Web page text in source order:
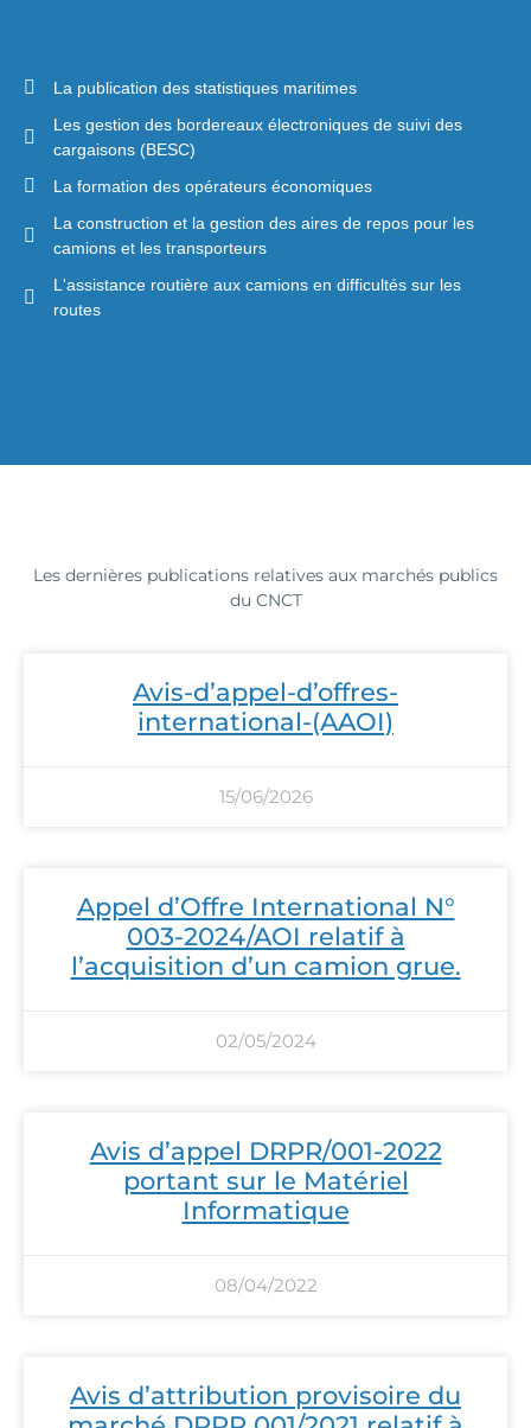
La publication des statistiques maritimes
Les gestion des bordereaux électroniques de suivi des
cargaisons (BESC)
La formation des opérateurs économiques
La construction et la gestion des aires de repos pour les
camions et les transporteurs
L'assistance routière aux camions en difficultés sur les
routes
Les dernières publications relatives aux marchés publics
du CNCT
Avis-d’appel-d’offres-
international-(AAOI)
15/06/2026
Appel d’Offre International N°
003-2024/AOI relatif à
l’acquisition d’un camion grue.
02/05/2024
Avis d’appel DRPR/001-2022
portant sur le Matériel
Informatique
08/04/2022
Avis d’attribution provisoire du